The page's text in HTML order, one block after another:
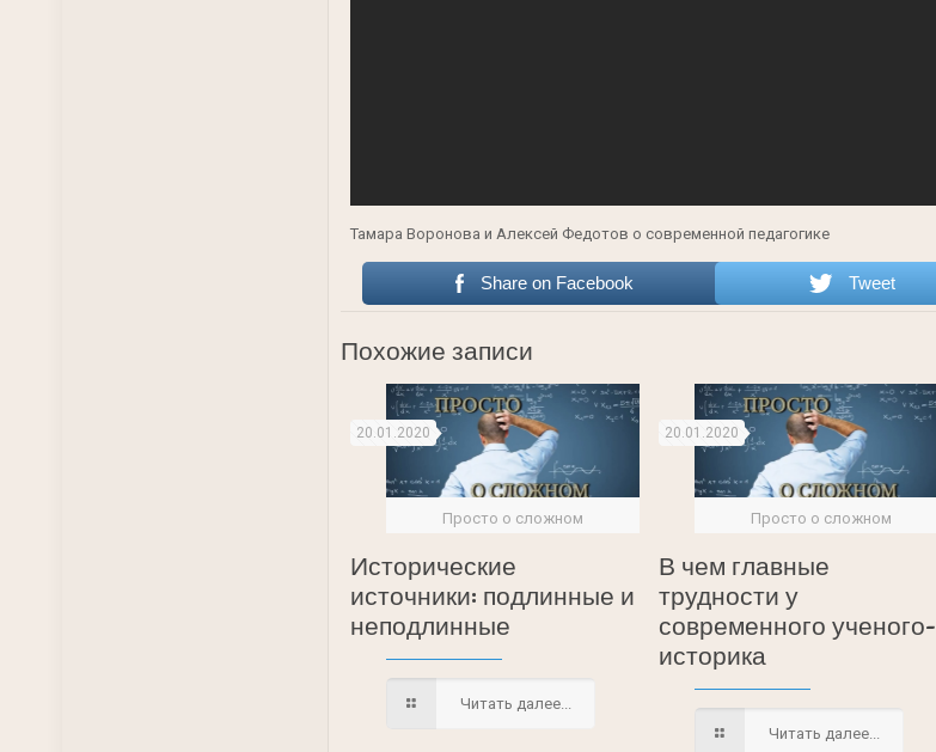
Тамара Воронова и Алексей Федотов о современной педагогике
Share on Facebook Tweet
Похожие записи
Просто о сложном
20.01.2020
Исторические
источники: подлинные и
неподлинные
Читать далее...
Просто о сложном
20.01.2020
В чем главные
трудности у
современного ученого-
историка
Читать далее...